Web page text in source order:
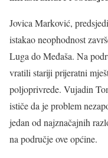
Jovica Marković,
istakao neophodnost
Luga do Međaša. Na
vratili stariji prijeratni
poljoprivrede. Vujadin
ističe da je problem
jedan od najznačajnih
na područje ove općine.